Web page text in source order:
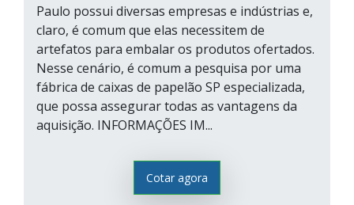
Paulo possui diversas empresas e indústrias e,
claro, é comum que elas necessitem de
artefatos para embalar os produtos ofertados.
Nesse cenário, é comum a pesquisa por uma
fábrica de caixas de papelão SP especializada,
que possa assegurar todas as vantagens da
aquisição. INFORMAÇÕES IM...
Cotar agora